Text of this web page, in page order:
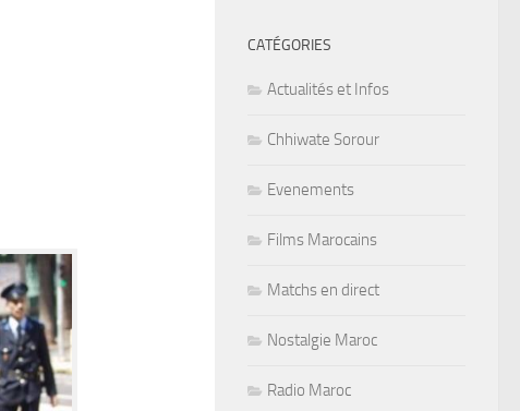
CATÉGORIES
Actualités et Infos
Chhiwate Sorour
Evenements
Films Marocains
Matchs en direct
Nostalgie Maroc
Radio Maroc